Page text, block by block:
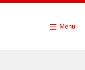
Menu